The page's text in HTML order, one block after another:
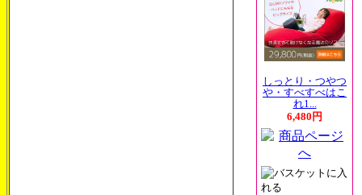
しっとり・つやつ
や・すべすべはこ
れ1...
6,480円